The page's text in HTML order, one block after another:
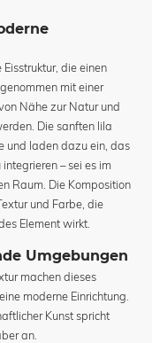
die einen
mit einer
Nähe zur Natur und
Die sanften lila
und laden dazu ein, das
– sei es im
Raum. Die Komposition
und Farbe, die
Element wirkt.
Umgebungen
machen dieses
moderne Einrichtung.
Kunst spricht
an.